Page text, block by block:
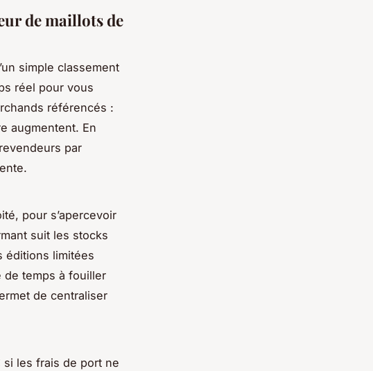
de maillots de
simple classement
réel pour vous
référencés :
augmentent. En
par
pour s’apercevoir
suit les stocks
éditions limitées
de temps à fouiller
de centraliser
les frais de port ne